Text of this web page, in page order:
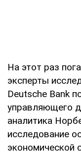
На этот раз
эксперты
Deutsche Bank
управляющего
аналитика
исследование
экономической